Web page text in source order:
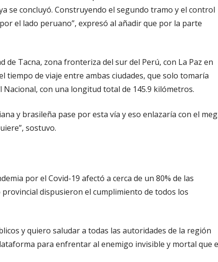
se concluyó. Construyendo el segundo tramo y el control
el lado peruano”, expresó al añadir que por la parte
de Tacna, zona fronteriza del sur del Perú, con La Paz en
tiempo de viaje entre ambas ciudades, que solo tomaría
con una longitud total de 145.9 kilómetros.
y brasileña pase por esta vía y eso enlazaría con el
sostuvo.
por el Covid-19 afectó a cerca de un 80% de las
dispusieron el cumplimiento de todos los
y quiero saludar a todas las autoridades de la región
para enfrentar al enemigo invisible y mortal que